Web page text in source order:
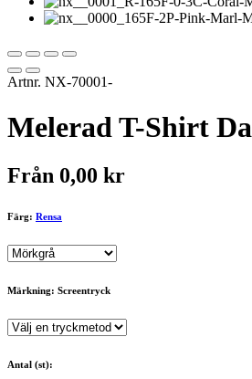
Artnr. NX-70001-
Melerad T-Shirt
Från 0,00 kr
Färg: Rensa
Märkning: Screentryck
Antal (st):